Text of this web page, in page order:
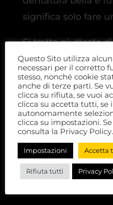
significa solo fare
Si tratta piuttosto
ha come obiettivo
felicità alle persone
Considero
che un “fare denti”.
Roberto Terrinazzi
Questo Sito utilizza
necessari per il corretto
stesso, nonché cookie
anche di terze parti. Se
clicca su rifiuta, se vuoi
clicca su accetta tutti, se
autonomamente
clicca su impostazioni.
consulta la Privacy Policy.
Impostazioni Accetta
Rifiuta tutti Privacy